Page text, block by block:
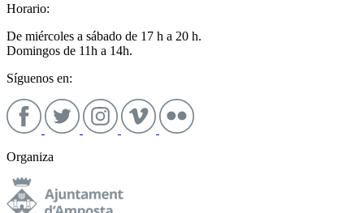
Horario:
De miércoles a sábado de 17 h a 20 h.
Domingos de 11h a 14h.
Síguenos en:
Organiza